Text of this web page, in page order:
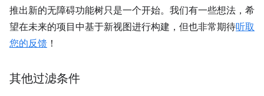
推出新的无障碍功能树只是一个开始。我们有一些想法，希
望在未来的项目中基于新视图进行构建，但也非常期待听取
您的反馈 ！
其他过滤条件